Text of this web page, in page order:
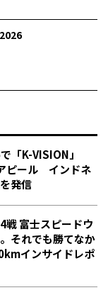
「K-VISION」
ピール インドネ
発信
戦 富士スピードウ
それでも勝てなか
インサイドレポ